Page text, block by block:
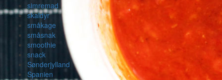
simremad
skaldyr
småkage
småsnak
smoothie
snack
Sønderjylland
Spanien